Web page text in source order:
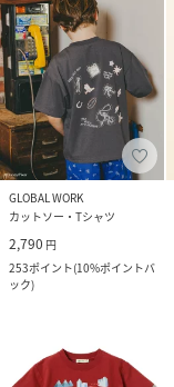
GLOBAL WORK
カットソー・Tシャツ
2,790 円
253ポイント(10%ポイントバ
ック)